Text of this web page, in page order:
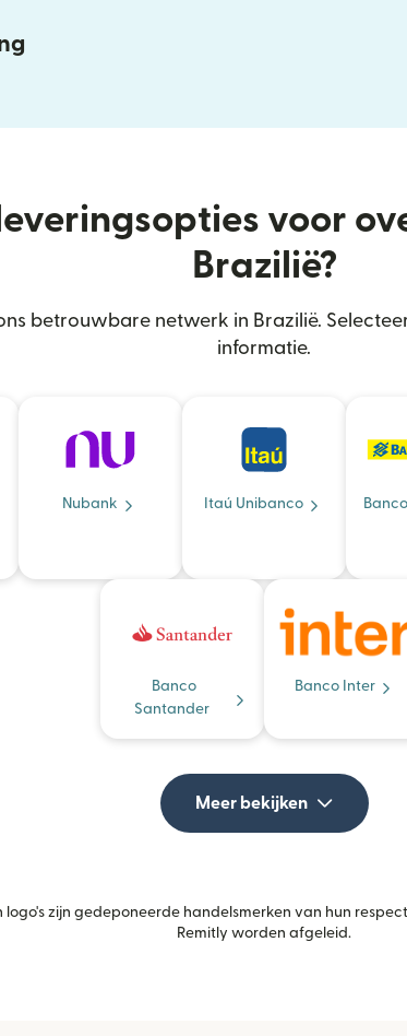
voor
Brazilië?
betrouwbare netwerk in Brazilië.
informatie.
Nubank Itaú Unibanco
Banco
Santander
Banco Inter
Meer bekijken
logo's zijn gedeponeerde handelsmerken van hun
Remitly worden afgeleid.